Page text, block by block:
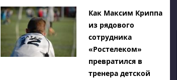
Как Максим Криппа
из рядового
сотрудника
«Ростелеком»
превратился в
тренера детской